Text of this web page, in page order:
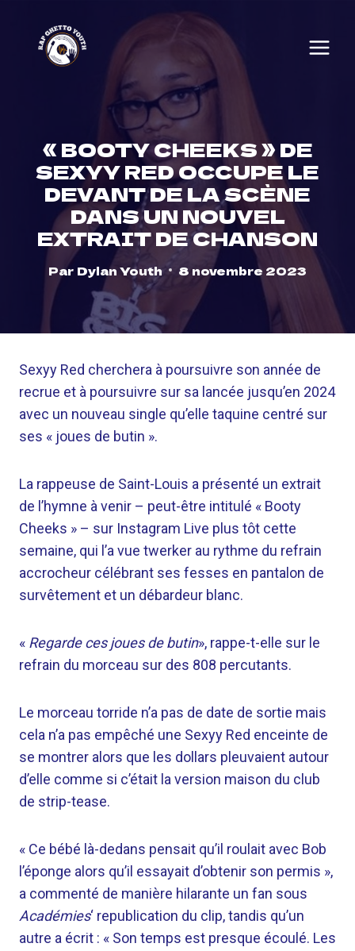
content
« BOOTY CHEEKS » DE
SEXYY RED OCCUPE LE
DEVANT DE LA SCÈNE
DANS UN NOUVEL
EXTRAIT DE CHANSON
Par Dylan Youth 8 novembre 2023
Sexyy Red cherchera à poursuivre son année de
recrue et à poursuivre sur sa lancée jusqu’en 2024
avec un nouveau single qu’elle taquine centré sur
ses « joues de butin ».
La rappeuse de Saint-Louis a présenté un extrait
de l’hymne à venir – peut-être intitulé « Booty
Cheeks » – sur Instagram Live plus tôt cette
semaine, qui l’a vue twerker au rythme du refrain
accrocheur célébrant ses fesses en pantalon de
survêtement et un débardeur blanc.
« Regarde ces joues de butin», rappe-t-elle sur le
refrain du morceau sur des 808 percutants.
Le morceau torride n’a pas de date de sortie mais
cela n’a pas empêché une Sexyy Red enceinte de
se montrer alors que les dollars pleuvaient autour
d’elle comme si c’était la version maison du club
de strip-tease.
« Ce bébé là-dedans pensait qu’il roulait avec Bob
l’éponge alors qu’il essayait d’obtenir son permis »,
a commenté de manière hilarante un fan sous
Académies‘ republication du clip, tandis qu’un
autre a écrit : « Son temps est presque écoulé. Les